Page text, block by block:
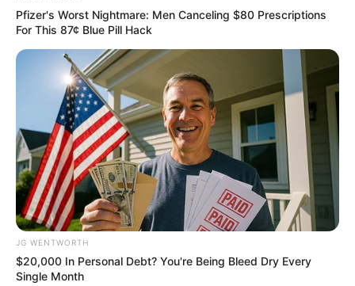
ช่วงวันที่ 1 – 10เป็นช่วงเวลาของการได้เริ่มต้นสิ่งใหม่ๆ
ส่วนใหญ่จะเน้นหนักไปในเรื่องของงาน การงานมีการเริ่ม
ต้น มีข่าวดี ถ้าสมัครงานไว้จะได้รับการตอบรับ หรืออาจมี
การปรับเปลี่ยนภายในซึ่งคุณจะถูกวางในตำแหน่งที่เหมาะ
เจาะ ถึงแม้เป็นการเริ่มต้นแต่ผลระยะยาวต้องนับว่าทำให้
ก้าวหน้าขึ้นมาก ช่วงนี้เหมาะกับการขยับขยาย ทำงานเสริม
การเงินกำลังเฟื่องฟู มีช่องทางในการหารายได้หลายช่อง
ทางแบบที่ไม่ต้องเหนื่อยยากเหมือนที่ผ่านมาเสียด้วย ช่วง
ปลายมีโชคลาภ จะลองเสี่ยงโชคดูก็ไม่เสียหาย ความรักคน
โสดจะมีข่าวดี ได้เจอคนถูกใจโดยบังเอิญ ลองเปิดใจยิ้มรับ
คนใหม่ๆที่เข้ามาจะทำให้คุณมีความสุข ส่วนคนมีแฟนแล้ว
มีข่าวดีเกี่ยวกับการแต่งงาน หรือบุตร
Pfizer's Worst Nightmare: Men Canceling $80 Prescriptions
For This 87¢ Blue Pill Hack
JG WENTWORTH
$20,000 In Personal Debt? You're Being Bleed Dry Every
Single Month